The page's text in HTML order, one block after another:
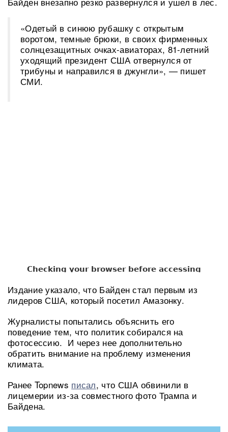
«Одетый в синюю рубашку с открытым
воротом, темные брюки, в своих фирменных
солнцезащитных очках-авиаторах, 81-летний
уходящий президент США отвернулся от
трибуны и направился в джунгли», — пишет
СМИ.
Издание указало, что Байден стал первым из
лидеров США, который посетил Амазонку.
Журналисты попытались объяснить его
поведение тем, что политик собирался на
фотосессию. И через нее дополнительно
обратить внимание на проблему изменения
климата.
Ранее Topnews писал, что США обвинили в
лицемерии из-за совместного фото Трампа и
Байдена.